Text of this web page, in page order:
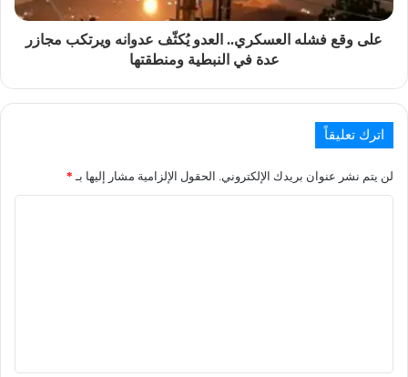
على وقع فشله العسكري.. العدو يُكثّف عدوانه ويرتكب مجازر
عدة في النبطية ومنطقتها
اترك تعليقاً
لن يتم نشر عنوان بريدك الإلكتروني. الحقول الإلزامية مشار إليها بـ *